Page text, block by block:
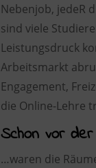
Nebenjob, jedeR
sind viele
Leistungsdruck
Arbeitsmarkt
Engagement,
die Online-Lehre
Schon vor
…waren die